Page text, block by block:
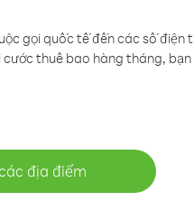
gọi quốc tế đến các số điện
thuê bao hàng tháng,
địa điểm